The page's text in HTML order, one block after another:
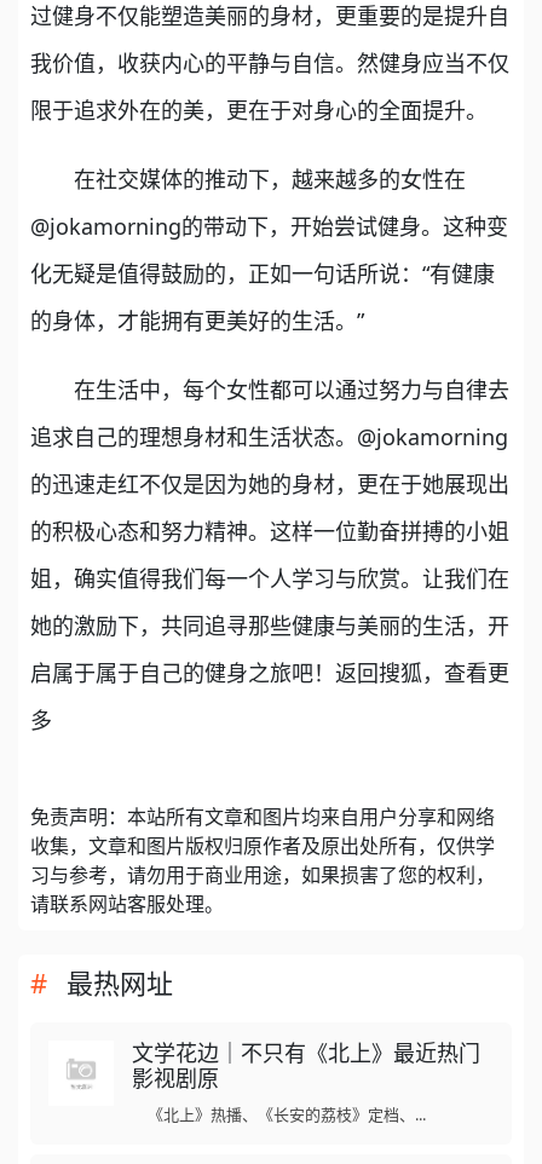
过健身不仅能塑造美丽的身材，更重要的是提升自
我价值，收获内心的平静与自信。然健身应当不仅
限于追求外在的美，更在于对身心的全面提升。
在社交媒体的推动下，越来越多的女性在
@jokamorning的带动下，开始尝试健身。这种变
化无疑是值得鼓励的，正如一句话所说：“有健康
的身体，才能拥有更美好的生活。”
在生活中，每个女性都可以通过努力与自律去
追求自己的理想身材和生活状态。@jokamorning
的迅速走红不仅是因为她的身材，更在于她展现出
的积极心态和努力精神。这样一位勤奋拼搏的小姐
姐，确实值得我们每一个人学习与欣赏。让我们在
她的激励下，共同追寻那些健康与美丽的生活，开
启属于属于自己的健身之旅吧！返回搜狐，查看更
多
免责声明：本站所有文章和图片均来自用户分享和网络
收集，文章和图片版权归原作者及原出处所有，仅供学
习与参考，请勿用于商业用途，如果损害了您的权利，
请联系网站客服处理。
最热网址
文学花边｜不只有《北上》最近热门
影视剧原
《北上》热播、《长安的荔枝》定档、...